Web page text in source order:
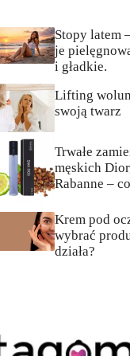
Stopy latem
je
i gładkie.
Lifting
swoją twarz
Trwałe
męskich
Rabanne –
Krem pod
wybrać
działa?